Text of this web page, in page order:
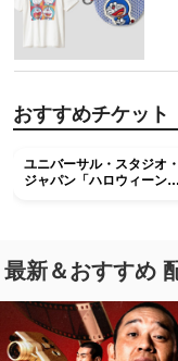
おすすめチケット
ユニバーサル・スタジオ・
ジャパン「ハロウィーン・
最新＆おすすめ